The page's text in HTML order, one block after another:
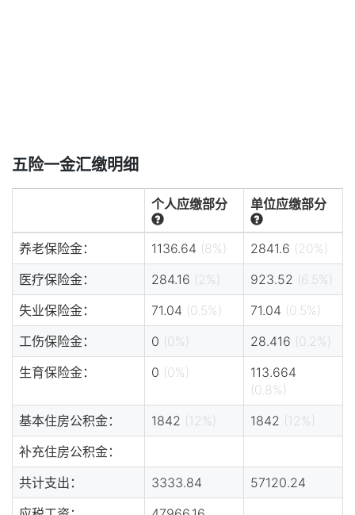
五险一金汇缴明细
个人应缴部分 单位应缴部分
养老保险金： 1136.64 (8%) 2841.6 (20%)
医疗保险金：
284.16 (2%) 923.52 (6.5%)
失业保险金：
71.04 (0.5%) 71.04 (0.5%)
工伤保险金：
0 (0%) 28.416 (0.2%)
生育保险金：
0 (0%)
113.664
(0.8%)
基本住房公积金：
1842 (12%) 1842 (12%)
补充住房公积金：
共计支出：
3333.84
57120.24